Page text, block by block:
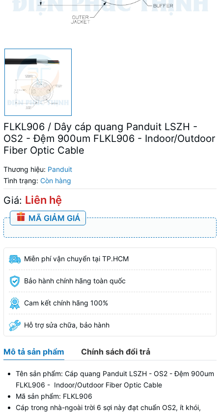
FLKL906 / Dây cáp quang Panduit LSZH -
OS2 - Đệm 900um FLKL906 - Indoor/Outdoor
Fiber Optic Cable
Thương hiệu: Panduit
Tình trạng: Còn hàng
Giá: Liên hệ
MÃ GIẢM GIÁ
Miễn phí vận chuyển tại TP.HCM
Bảo hành chính hãng toàn quốc
Cam kết chính hãng 100%
Hỗ trợ sửa chữa, bảo hành
Mô tả sản phẩm Chính sách đổi trả
Tên sản phẩm: Cáp quang Panduit LSZH - OS2 - Đệm 900um
FLKL906 - Indoor/Outdoor Fiber Optic Cable
Mã sản phẩm: FLKL906
Cáp trong nhà-ngoài trời 6 sợi này đạt chuẩn OS2, ít khói,